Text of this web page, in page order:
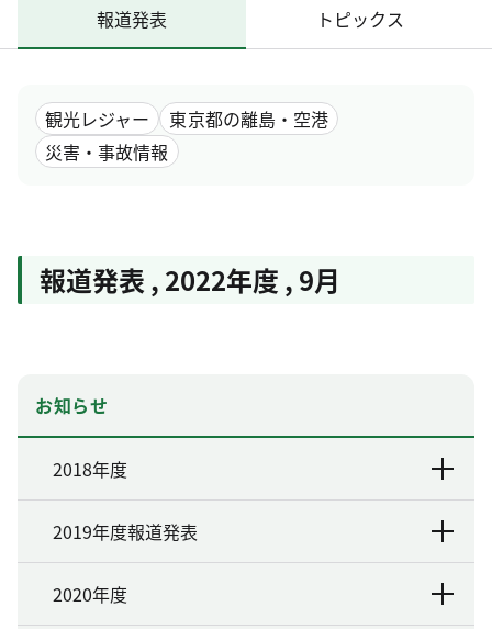
報道発表 トピックス
観光レジャー
東京都の離島・空港
災害・事故情報
報道発表 , 2022年度 , 9月
お知らせ
2018年度
2019年度報道発表
2020年度